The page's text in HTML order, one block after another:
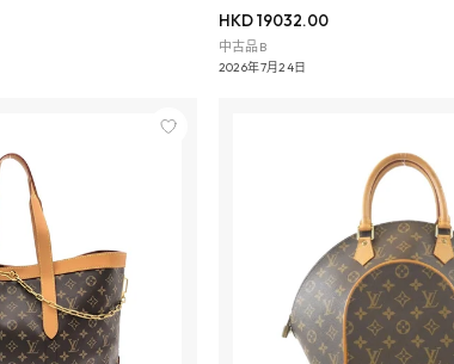
HKD 19032.00
中古品B
2026年7月24日